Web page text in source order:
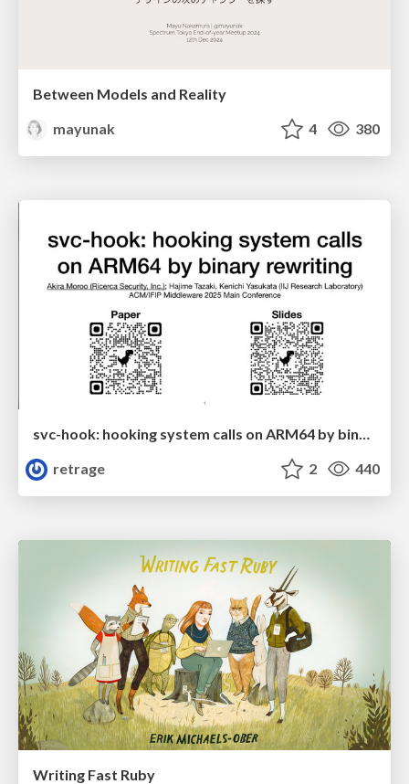
Between Models and Reality
mayunak
4 380
svc-hook: hooking system calls on ARM64 by binary rewriting
retrage
2 440
Writing Fast Ruby